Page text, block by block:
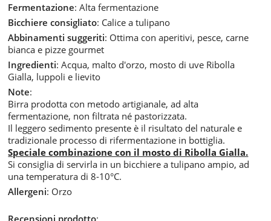
Fermentazione: Alta fermentazione
Bicchiere consigliato: Calice a tulipano
Abbinamenti suggeriti: Ottima con aperitivi, pesce, carne
bianca e pizze gourmet
Ingredienti: Acqua, malto d'orzo, mosto di uve Ribolla
Gialla, luppoli e lievito
Note:
Birra prodotta con metodo artigianale, ad alta
fermentazione, non filtrata né pastorizzata.
Il leggero sedimento presente è il risultato del naturale e
tradizionale processo di rifermentazione in bottiglia.
Speciale combinazione con il mosto di Ribolla Gialla.
Si consiglia di servirla in un bicchiere a tulipano ampio, ad
una temperatura di 8-10°C.
Allergeni: Orzo
Recensioni prodotto: